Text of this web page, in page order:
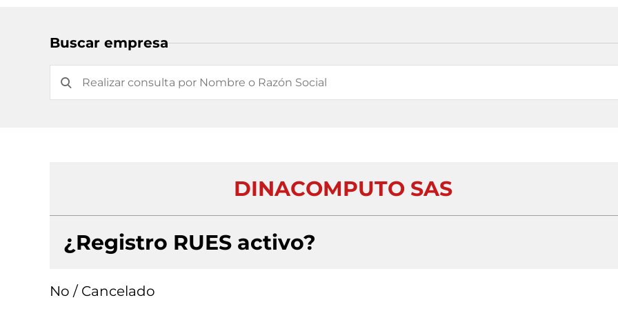
Buscar empresa
DINACOMPUTO SAS
¿Registro RUES activo?
No / Cancelado